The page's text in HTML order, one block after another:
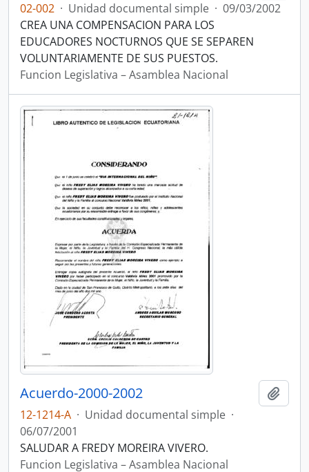
02-002 · Unidad documental simple · 09/03/2002
CREA UNA COMPENSACION PARA LOS
EDUCADORES NOCTURNOS QUE SE SEPAREN
VOLUNTARIAMENTE DE SUS PUESTOS.
Funcion Legislativa – Asamblea Nacional
Acuerdo-2000-2002
12-1214-A · Unidad documental simple ·
06/07/2001
SALUDAR A FREDY MOREIRA VIVERO.
Funcion Legislativa – Asamblea Nacional